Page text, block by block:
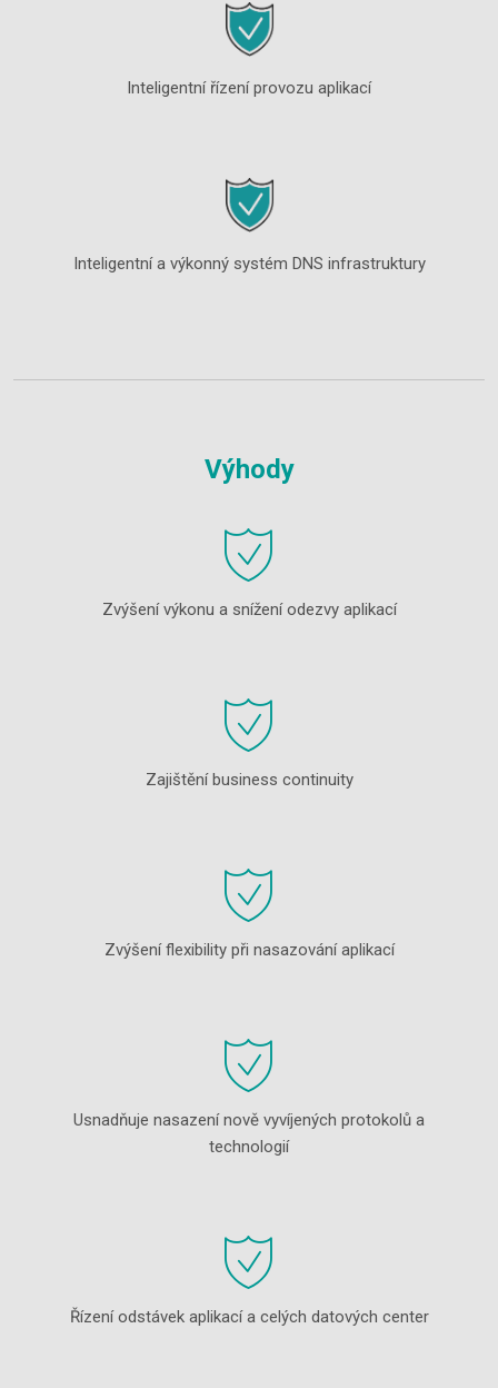
Inteligentní řízení provozu aplikací
Inteligentní a výkonný systém DNS infrastruktury
Výhody
Zvýšení výkonu a snížení odezvy aplikací
Zajištění business continuity
Zvýšení flexibility při nasazování aplikací
Usnadňuje nasazení nově vyvíjených protokolů a
technologií
Řízení odstávek aplikací a celých datových center